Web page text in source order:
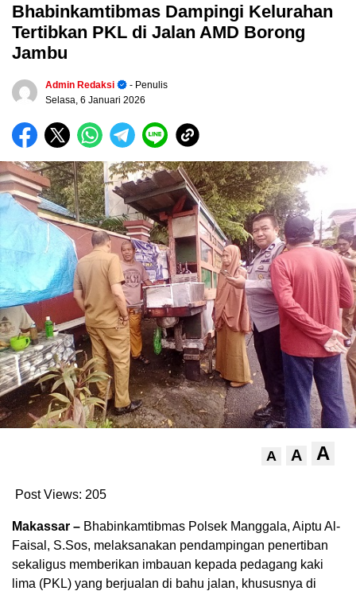
Bhabinkamtibmas Dampingi Kelurahan
Tertibkan PKL di Jalan AMD Borong
Jambu
Admin Redaksi
- Penulis
Selasa, 6 Januari 2026
A A A
Post Views: 205
Makassar – Bhabinkamtibmas Polsek Manggala, Aiptu Al-
Faisal, S.Sos, melaksanakan pendampingan penertiban
sekaligus memberikan imbauan kepada pedagang kaki
lima (PKL) yang berjualan di bahu jalan, khususnya di